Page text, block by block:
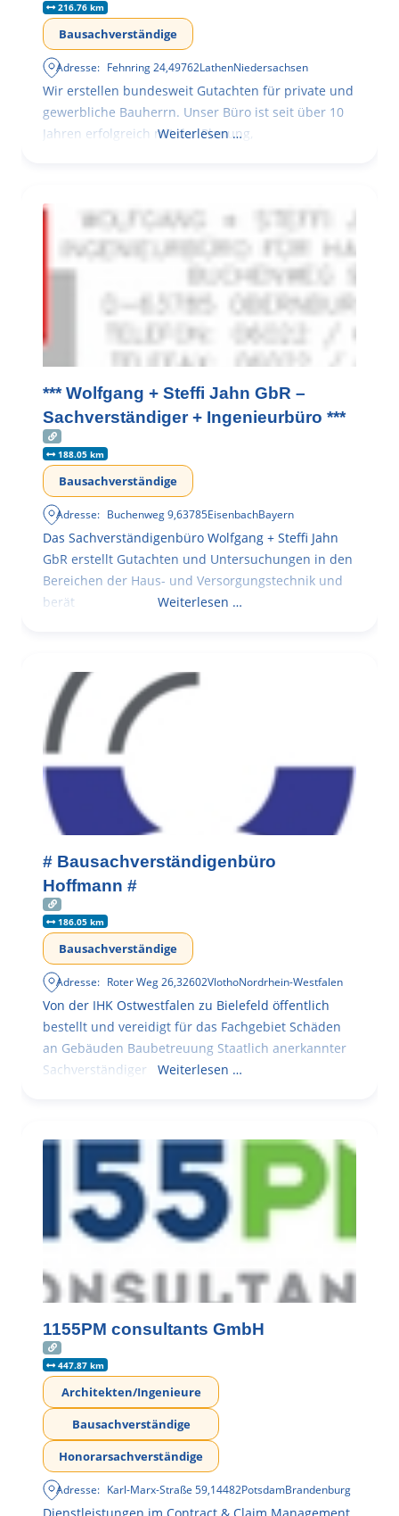
216.76 km
Bausachverständige
Adresse: Fehnring 24,49762LathenNiedersachsen
Wir erstellen bundesweit Gutachten für private und
gewerbliche Bauherrn. Unser Büro ist seit über 10
Jahren erfolgreich mit der Planung,
Weiterlesen …
*** Wolfgang + Steffi Jahn GbR –
Sachverständiger + Ingenieurbüro ***
188.05 km
Bausachverständige
Adresse: Buchenweg 9,63785EisenbachBayern
Das Sachverständigenbüro Wolfgang + Steffi Jahn
GbR erstellt Gutachten und Untersuchungen in den
Bereichen der Haus- und Versorgungstechnik und
berät
Weiterlesen …
# Bausachverständigenbüro
Hoffmann #
186.05 km
Bausachverständige
Adresse: Roter Weg 26,32602VlothoNordrhein-Westfalen
Von der IHK Ostwestfalen zu Bielefeld öffentlich
bestellt und vereidigt für das Fachgebiet Schäden
an Gebäuden Baubetreuung Staatlich anerkannter
Sachverständiger
Weiterlesen …
1155PM consultants GmbH
447.87 km
Architekten/Ingenieure
Bausachverständige
Honorarsachverständige
Adresse: Karl-Marx-Straße 59,14482PotsdamBrandenburg